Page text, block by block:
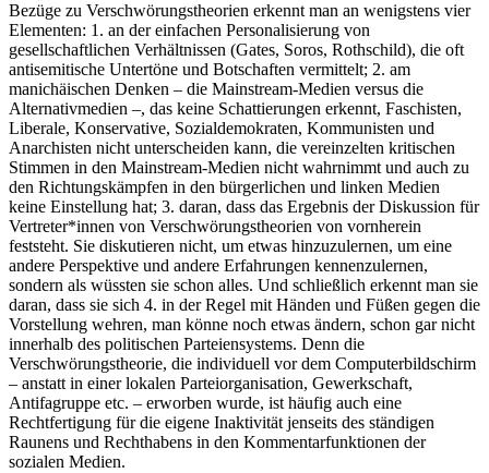
Bezüge zu Verschwörungstheorien erkennt man an wenigstens vier
Elementen: 1. an der einfachen Personalisierung von
gesellschaftlichen Verhältnissen (Gates, Soros, Rothschild), die oft
antisemitische Untertöne und Botschaften vermittelt; 2. am
manichäischen Denken – die Mainstream-Medien versus die
Alternativmedien –, das keine Schattierungen erkennt, Faschisten,
Liberale, Konservative, Sozialdemokraten, Kommunisten und
Anarchisten nicht unterscheiden kann, die vereinzelten kritischen
Stimmen in den Mainstream-Medien nicht wahrnimmt und auch zu
den Richtungskämpfen in den bürgerlichen und linken Medien
keine Einstellung hat; 3. daran, dass das Ergebnis der Diskussion für
Vertreter*innen von Verschwörungstheorien von vornherein
feststeht. Sie diskutieren nicht, um etwas hinzuzulernen, um eine
andere Perspektive und andere Erfahrungen kennenzulernen,
sondern als wüssten sie schon alles. Und schließlich erkennt man sie
daran, dass sie sich 4. in der Regel mit Händen und Füßen gegen die
Vorstellung wehren, man könne noch etwas ändern, schon gar nicht
innerhalb des politischen Parteiensystems. Denn die
Verschwörungstheorie, die individuell vor dem Computerbildschirm
– anstatt in einer lokalen Parteiorganisation, Gewerkschaft,
Antifagruppe etc. – erworben wurde, ist häufig auch eine
Rechtfertigung für die eigene Inaktivität jenseits des ständigen
Raunens und Rechthabens in den Kommentarfunktionen der
sozialen Medien.